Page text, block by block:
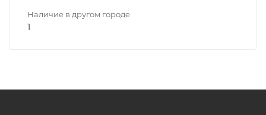
Наличие в другом городе
1